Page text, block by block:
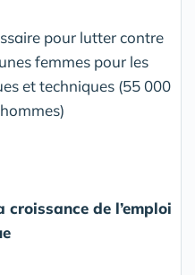
pour lutter contre
femmes pour les
et techniques (55 000
croissance de l’emploi